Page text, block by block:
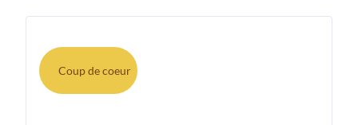
Coup de coeur